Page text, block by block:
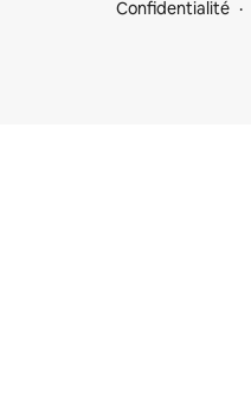
Confidentialité